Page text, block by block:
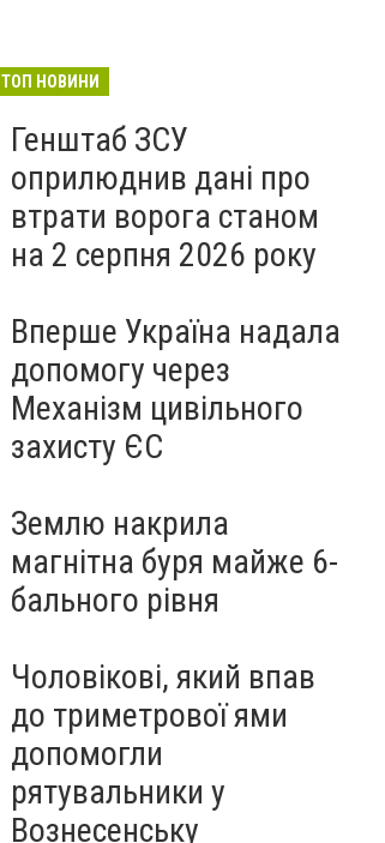
ТОП НОВИНИ
Генштаб ЗСУ
оприлюднив дані про
втрати ворога станом
на 2 серпня 2026 року
Вперше Україна надала
допомогу через
Механізм цивільного
захисту ЄС
Землю накрила
магнітна буря майже 6-
бального рівня
Чоловікові, який впав
до триметрової ями
допомогли
рятувальники у
Вознесенську